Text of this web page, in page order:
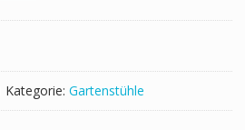
Kategorie: Gartenstühle